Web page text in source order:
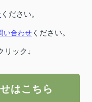
ください。
い合わせ ください。
リック↓
はこちら